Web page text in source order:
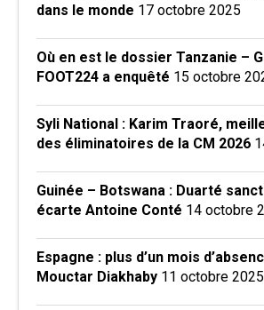
dans le monde 17 octobre 2025
Où en est le dossier Tanzanie –
FOOT224 a enquêté 15 octobre
Syli National : Karim Traoré,
des éliminatoires de la CM 2026
Guinée – Botswana : Duarté
écarte Antoine Conté 14 octobre
Espagne : plus d’un mois
Mouctar Diakhaby 11 octobre 2025